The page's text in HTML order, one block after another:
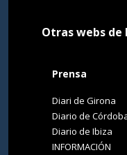
Otras webs de
Prensa
Diari de Girona
Diario de
Diario de Ibiza
INFORMACIÓN